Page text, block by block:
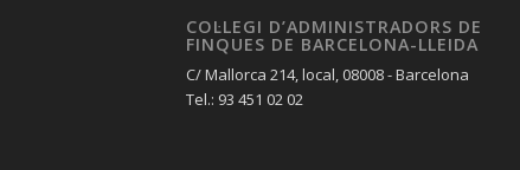
COL·LEGI D’ADMINISTRADORS DE
FINQUES DE BARCELONA-LLEIDA
C/ Mallorca 214, local, 08008 - Barcelona
Tel.: 93 451 02 02